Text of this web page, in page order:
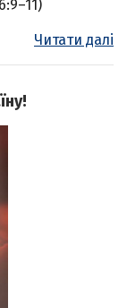
Читати далі